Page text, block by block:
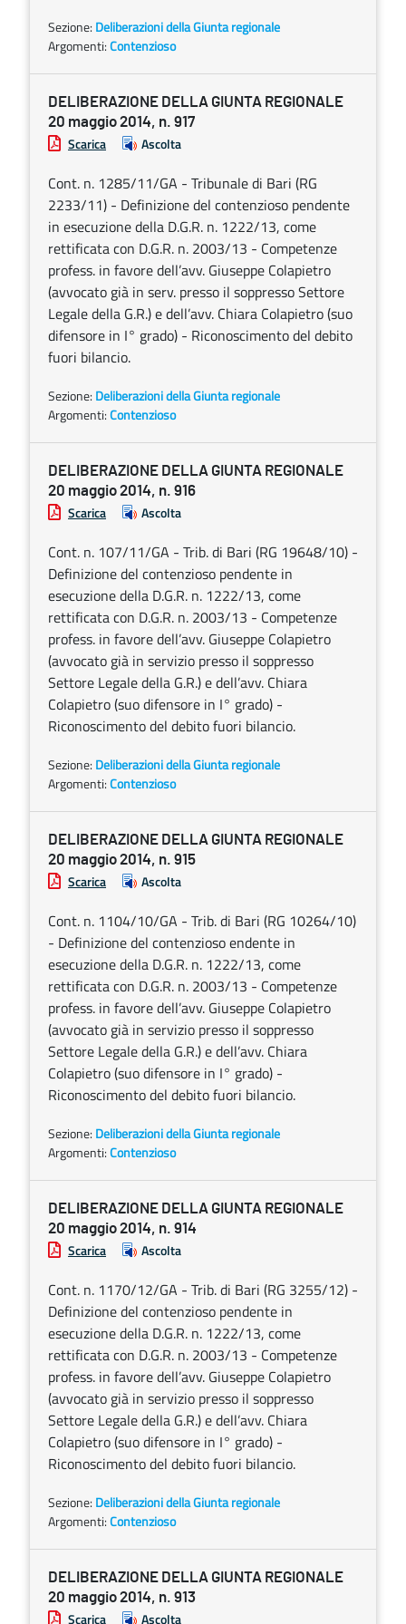
Sezione: Deliberazioni della Giunta regionale
Argomenti:Contenzioso
DELIBERAZIONE DELLA GIUNTA REGIONALE
20 maggio 2014, n. 917
Scarica Ascolta
Cont. n. 1285/11/GA - Tribunale di Bari (RG
2233/11) - Definizione del contenzioso pendente
in esecuzione della D.G.R. n. 1222/13, come
rettificata con D.G.R. n. 2003/13 - Competenze
profess. in favore dell’avv. Giuseppe Colapietro
(avvocato già in serv. presso il soppresso Settore
Legale della G.R.) e dell’avv. Chiara Colapietro (suo
difensore in I° grado) - Riconoscimento del debito
fuori bilancio.
Sezione: Deliberazioni della Giunta regionale
Argomenti:Contenzioso
DELIBERAZIONE DELLA GIUNTA REGIONALE
20 maggio 2014, n. 916
Scarica Ascolta
Cont. n. 107/11/GA - Trib. di Bari (RG 19648/10) -
Definizione del contenzioso pendente in
esecuzione della D.G.R. n. 1222/13, come
rettificata con D.G.R. n. 2003/13 - Competenze
profess. in favore dell’avv. Giuseppe Colapietro
(avvocato già in servizio presso il soppresso
Settore Legale della G.R.) e dell’avv. Chiara
Colapietro (suo difensore in I° grado) -
Riconoscimento del debito fuori bilancio.
Sezione: Deliberazioni della Giunta regionale
Argomenti:Contenzioso
DELIBERAZIONE DELLA GIUNTA REGIONALE
20 maggio 2014, n. 915
Scarica Ascolta
Cont. n. 1104/10/GA - Trib. di Bari (RG 10264/10)
- Definizione del contenzioso endente in
esecuzione della D.G.R. n. 1222/13, come
rettificata con D.G.R. n. 2003/13 - Competenze
profess. in favore dell’avv. Giuseppe Colapietro
(avvocato già in servizio presso il soppresso
Settore Legale della G.R.) e dell’avv. Chiara
Colapietro (suo difensore in I° grado) -
Riconoscimento del debito fuori bilancio.
Sezione: Deliberazioni della Giunta regionale
Argomenti:Contenzioso
DELIBERAZIONE DELLA GIUNTA REGIONALE
20 maggio 2014, n. 914
Scarica Ascolta
Cont. n. 1170/12/GA - Trib. di Bari (RG 3255/12) -
Definizione del contenzioso pendente in
esecuzione della D.G.R. n. 1222/13, come
rettificata con D.G.R. n. 2003/13 - Competenze
profess. in favore dell’avv. Giuseppe Colapietro
(avvocato già in servizio presso il soppresso
Settore Legale della G.R.) e dell’avv. Chiara
Colapietro (suo difensore in I° grado) -
Riconoscimento del debito fuori bilancio.
Sezione: Deliberazioni della Giunta regionale
Argomenti:Contenzioso
DELIBERAZIONE DELLA GIUNTA REGIONALE
20 maggio 2014, n. 913
Scarica Ascolta